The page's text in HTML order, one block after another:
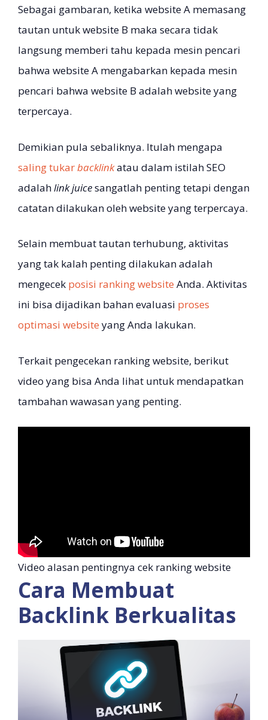
Sebagai gambaran, ketika website A memasang
tautan untuk website B maka secara tidak
langsung memberi tahu kepada mesin pencari
bahwa website A mengabarkan kepada mesin
pencari bahwa website B adalah website yang
terpercaya.
Demikian pula sebaliknya. Itulah mengapa
saling tukarbacklinkatau dalam istilah SEO
adalahlink juicesangatlah penting tetapi dengan
catatan dilakukan oleh website yang terpercaya.
Selain membuat tautan terhubung, aktivitas
yang tak kalah penting dilakukan adalah
mengecek posisi ranking website Anda. Aktivitas
ini bisa dijadikan bahan evaluasi proses
optimasi website yang Anda lakukan.
Terkait pengecekan ranking website, berikut
video yang bisa Anda lihat untuk mendapatkan
tambahan wawasan yang penting.
Video alasan pentingnya cek ranking website
Cara Membuat
Backlink Berkualitas